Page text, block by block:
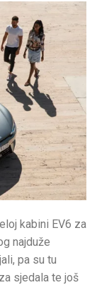
kabini EV6 za
najduže
pa su tu
sjedala te još